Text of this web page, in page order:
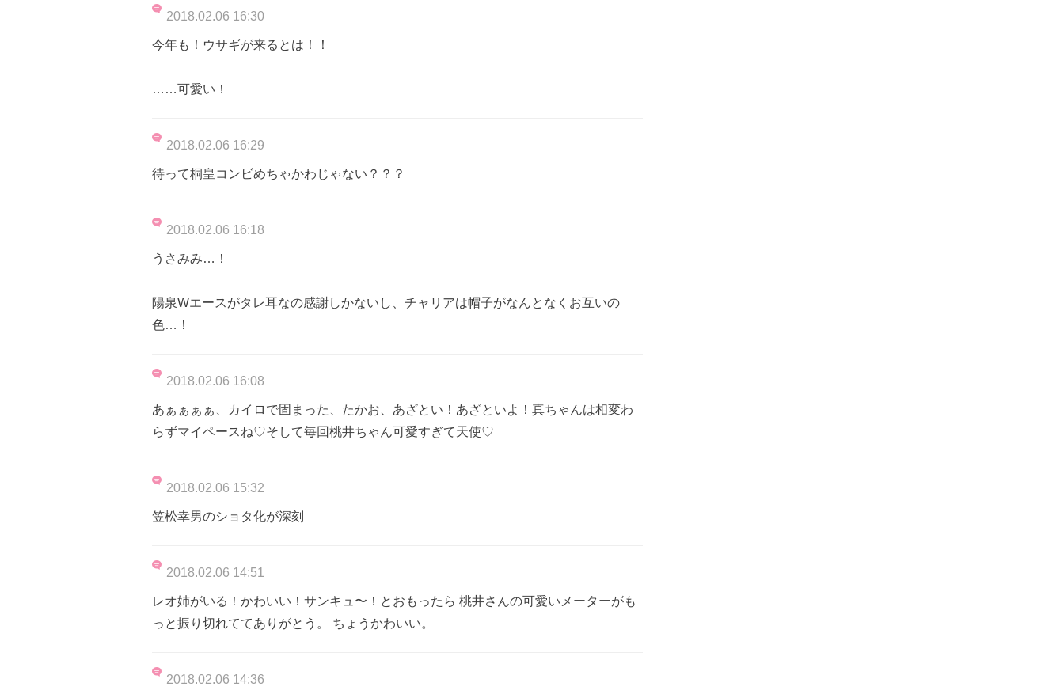
2018.02.06 16:30
今年も！ウサギが来るとは！！
……可愛い！
2018.02.06 16:29
待って桐皇コンビめちゃかわじゃない？？？
2018.02.06 16:18
うさみみ…！
陽泉Wエースがタレ耳なの感謝しかないし、チャリアは帽子がなんとなくお互いの
色…！
2018.02.06 16:08
あぁぁぁぁ、カイロで固まった、たかお、あざとい！あざといよ！真ちゃんは相変わ
らずマイペースね♡そして毎回桃井ちゃん可愛すぎて天使♡
2018.02.06 15:32
笠松幸男のショタ化が深刻
2018.02.06 14:51
レオ姉がいる！かわいい！サンキュ〜！とおもったら 桃井さんの可愛いメーターがも
っと振り切れててありがとう。 ちょうかわいい。
2018.02.06 14:36